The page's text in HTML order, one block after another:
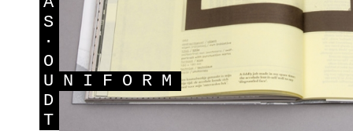
S
·
O
U NIFORM
D
T